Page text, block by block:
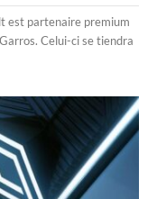
est partenaire premium
Celui-ci se tiendra